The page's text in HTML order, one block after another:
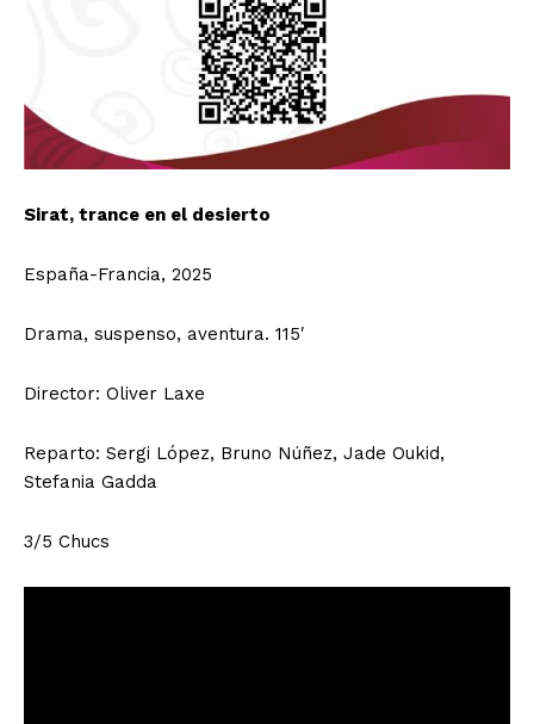
Sirat, trance en el desierto
España-Francia, 2025
Drama, suspenso, aventura. 115′
Director: Oliver Laxe
Reparto: Sergi López, Bruno Núñez, Jade Oukid,
Stefania Gadda
3/5 Chucs